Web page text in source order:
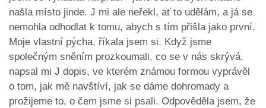
našla místo jinde. J mi ale neřekl, ať to udělám, a já se
nemohla odhodlat k tomu, abych s tím přišla jako první.
Moje vlastní pýcha, říkala jsem si. Když jsme
společným sněním prozkoumali, co se v nás skrývá,
napsal mi J dopis, ve kterém známou formou vyprávěl
o tom, jak mě navštíví, jak se dáme dohromady a
prožijeme to, o čem jsme si psali. Odpověděla jsem, že